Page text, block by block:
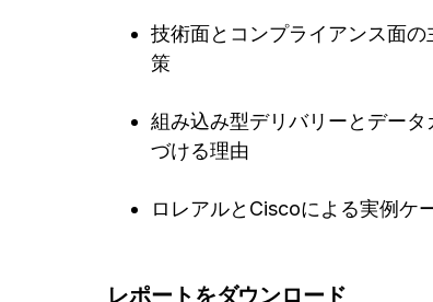
技術面とコンプライアンス面
策
組み込み型デリバリーとデー
づける理由
ロレアルとCiscoによる実例ケ
レポートをダウンロード